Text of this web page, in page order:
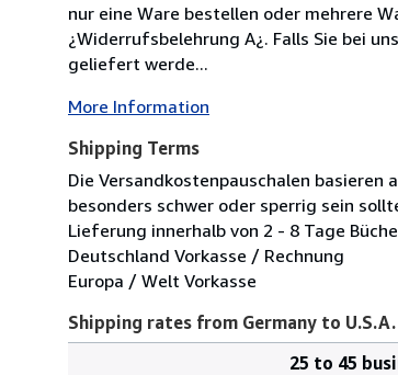
nur eine Ware bestellen oder mehrere
¿Widerrufsbelehrung A¿. Falls Sie bei
geliefert werde...
More Information
Shipping Terms
Die Versandkostenpauschalen
besonders schwer oder sperrig sein
Lieferung innerhalb von 2 - 8 Tage
Deutschland Vorkasse / Rechnung
Europa / Welt Vorkasse
Shipping rates from Germany to U.S.A.
25 to 45